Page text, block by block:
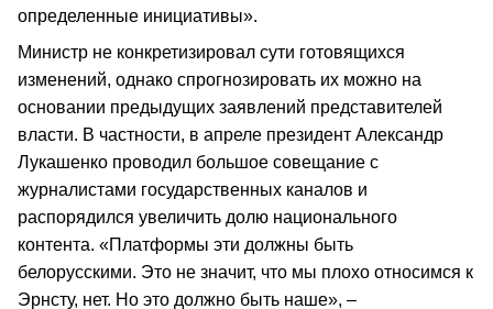
определенные инициативы».
Министр не конкретизировал сути готовящихся
изменений, однако спрогнозировать их можно на
основании предыдущих заявлений представителей
власти. В частности, в апреле президент Александр
Лукашенко проводил большое совещание с
журналистами государственных каналов и
распорядился увеличить долю национального
контента. «Платформы эти должны быть
белорусскими. Это не значит, что мы плохо относимся к
Эрнсту, нет. Но это должно быть наше», –